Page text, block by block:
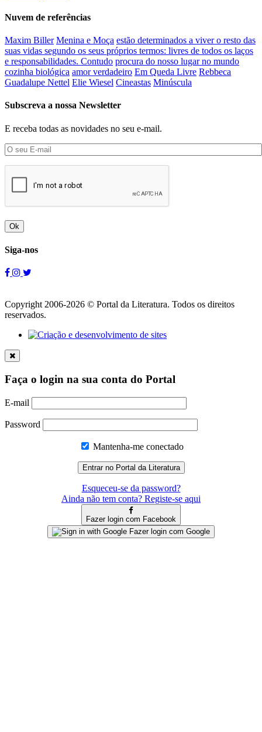
Nuvem de referências
Maxim Biller Menina e Moça estão determinados a viver o resto das
suas vidas segundo os seus próprios termos: livres de todos os laços
e responsabilidades. Contudo procura do nosso lugar no mundo
cozinha biológica amor verdadeiro Em Queda Livre Rebbeca
Guadalupe Nettel Elie Wiesel Cineastas Minúscula
Subscreva a nossa Newsletter
E receba todas as novidades no seu e-mail.
Ok
Siga-nos
Copyright 2006-2026 © Portal da Literatura. Todos os direitos
reservados.
Faça o login na sua conta do Portal
E-mail
Password
Mantenha-me conectado
Esqueceu-se da password?
Ainda não tem conta? Registe-se aqui
Fazer login com Facebook
Fazer login com Google